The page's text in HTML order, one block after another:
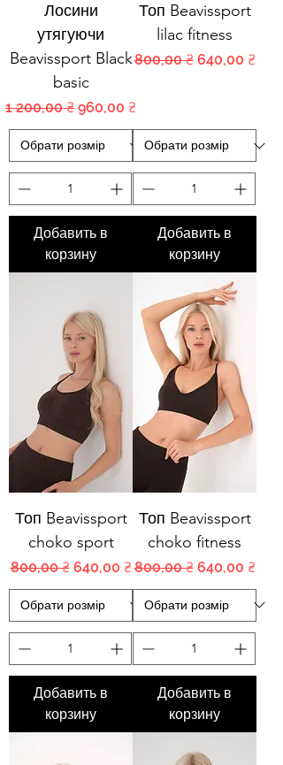
Лосини
утягуючи
Beavissport Black
basic
Обычная цена
1 200,00 ₴ Цена со скидкой
960,00 ₴
Добавить в
корзину
Топ Beavissport
lilac fitness
Обычная цена
800,00 ₴ Цена со
640,00 ₴
Добавить в
корзину
Топ Beavissport
choko sport
Обычная цена
800,00 ₴ Цена со скидкой
640,00 ₴
Добавить в
корзину
Топ Beavissport
choko fitness
Обычная цена
800,00 ₴ Цена со
640,00 ₴
Добавить в
корзину